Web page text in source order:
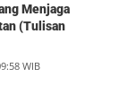
Menjaga
(Tulisan
WIB